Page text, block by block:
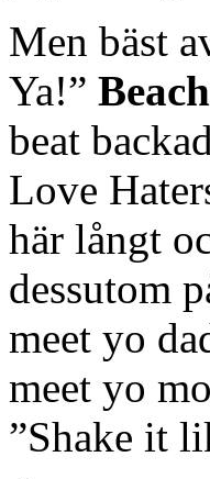
Men bäst
Ya!”
beat
Love
här långt
dessutom
meet yo
meet yo
”Shake it